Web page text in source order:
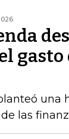
gasto
una
las